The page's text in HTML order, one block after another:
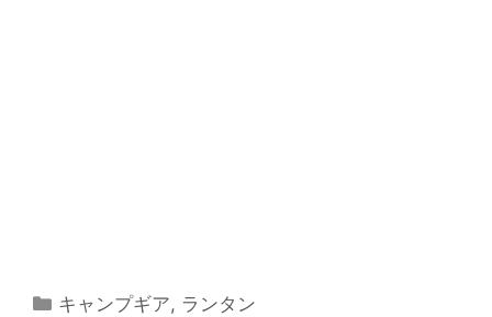
カ
キャンプギア, ランタン